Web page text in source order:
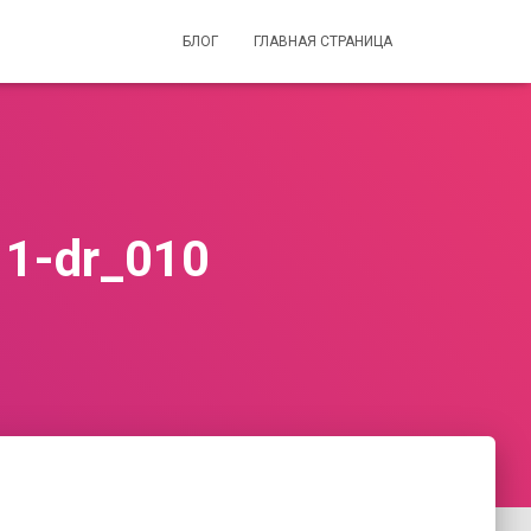
БЛОГ ГЛАВНАЯ СТРАНИЦА
dr_010